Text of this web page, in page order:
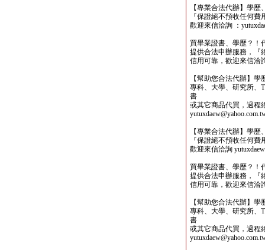
【專業合法代辦】學
『保證絕不預收任何
歡迎來信洽詢 ：
買畢業證書、學歷？！
提供合法申辦服務，『
信用可靠，歡迎來信洽
【幫助您合法代辦】
專科、大學、研究所、
書
或其它商品代買，過程
【專業合法代辦】學
『保證絕不預收任何
歡迎來信洽詢
買畢業證書、學歷？！
提供合法申辦服務，『
信用可靠，歡迎來信洽
【幫助您合法代辦】
專科、大學、研究所、
書
或其它商品代買，過程